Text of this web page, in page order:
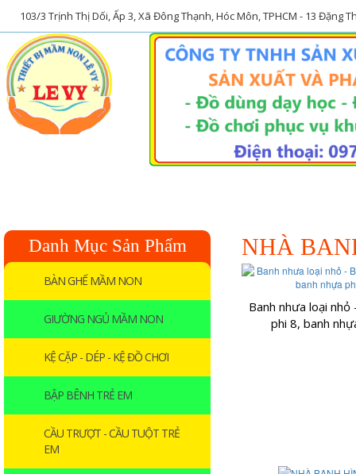
103/3 Trịnh Thị Dối, Ấp 3, Xã Đông Thạnh, Hóc Môn, TPHCM - 13 Đặng
Danh Mục Sản Phẩm
BÀN GHẾ MẦM NON
GIƯỜNG NGỦ MẦM NON
KỆ CẶP - DÉP - KỆ ĐỒ CHƠI
BẬP BÊNH TRẺ EM
CẦU TRƯỢT - CẦU TUỘT TRẺ
EM
NHÀ
Banh nhưa loại nhỏ
phi 8, banh